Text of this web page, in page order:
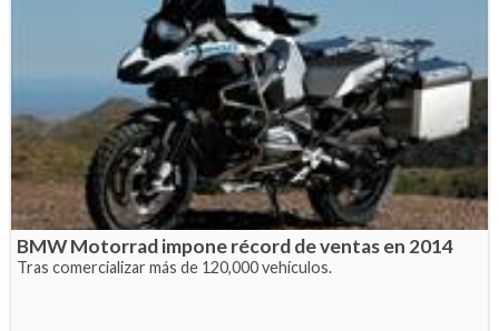
BMW Motorrad impone récord de ventas en 2014
Tras comercializar más de 120,000 vehículos.